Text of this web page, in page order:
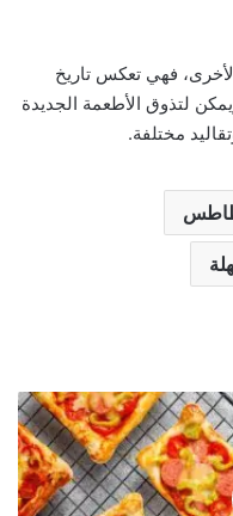
فهي تعكس تاريخ
لتذوق الأطعمة الجديدة
مختلفة.